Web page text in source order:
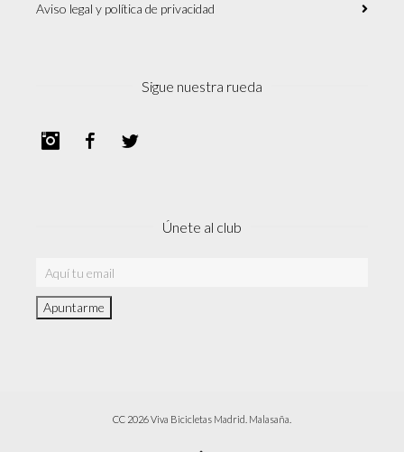
Aviso legal y política de privacidad
Sigue nuestra rueda
InstagramFacebook
Únete al club
CC 2026 Viva Bicicletas Madrid. Malasaña.